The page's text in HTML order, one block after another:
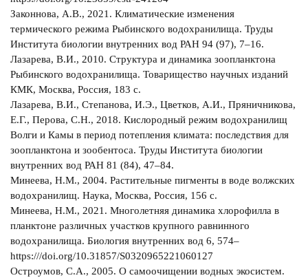
Законнова, А.В., 2021. Климатические изменения
термического режима Рыбинского водохранилища. Труды
Института биологии внутренних вод РАН 94 (97), 7–16.
Лазарева, В.И., 2010. Структура и динамика зоопланктона
Рыбинского водохранилища. Товарищество научных изданий
КМК, Москва, Россия, 183 с.
Лазарева, В.И., Степанова, И.Э., Цветков, А.И., Пряничникова,
Е.Г., Перова, С.Н., 2018. Кислородный режим водохранилищ
Волги и Камы в период потепления климата: последствия для
зоопланктона и зообентоса. Труды Института биологии
внутренних вод РАН 81 (84), 47–84.
Минеева, Н.М., 2004. Растительные пигменты в воде волжских
водохранилищ. Наука, Москва, Россия, 156 с.
Минеева, Н.М., 2021. Многолетняя динамика хлорофилла в
планктоне различных участков крупного равнинного
водохранилища. Биология внутренних вод 6, 574–
https:///doi.org/10.31857/S0320965221060127
Остроумов, С.А., 2005. О самоочищении водных экосистем.